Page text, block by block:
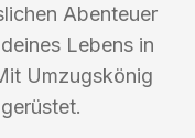
Abenteuer
Lebens in
Umzugskönig